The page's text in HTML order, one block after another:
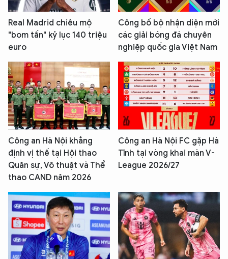
Real Madrid chiêu mộ
"bom tấn" kỷ lục 140 triệu
euro
Công bố bộ nhận diện mới
các giải bóng đá chuyên
nghiệp quốc gia Việt Nam
Công an Hà Nội khẳng
định vị thế tại Hội thao
Quân sự, Võ thuật và Thể
thao CAND năm 2026
Công an Hà Nội FC gặp Hà
Tĩnh tại vòng khai màn V-
League 2026/27